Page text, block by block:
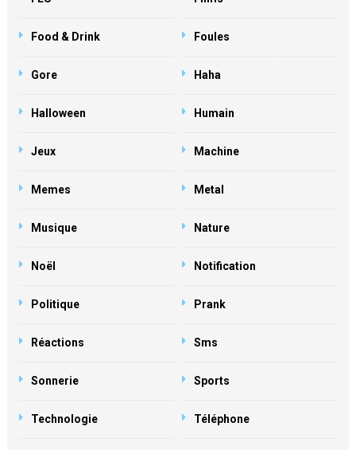
Food & Drink Foules
Gore Haha
Halloween Humain
Jeux Machine
Memes Metal
Musique Nature
Noël Notification
Politique Prank
Réactions Sms
Sonnerie Sports
Technologie Téléphone